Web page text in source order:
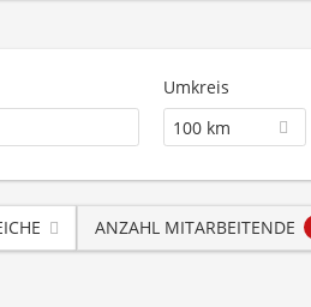
Umkreis
100 km
ANZAHL MITARBEITENDE